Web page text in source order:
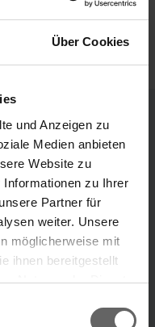
Über Cookies
und Anzeigen zu
Medien anbieten
Website zu
zu Ihrer
Partner für
weiter. Unsere
möglicherweise mit
ihnen bereitgestellt
Nutzung der Dienste
weiterhin nutzen.
machen.“
Soehnle